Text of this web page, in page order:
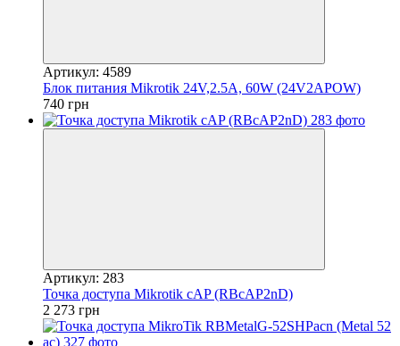
Артикул: 4589
Блок питания Mikrotik 24V,2.5А, 60W (24V2APOW)
740 грн
Артикул: 283
Точка доступа Mikrotik cAP (RBcAP2nD)
2 273 грн